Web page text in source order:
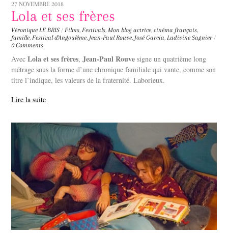
27 NOVEMBRE 2018
Lola et ses frères
Véronique LE BRIS / Films,Festivals,Mon blog actrice,cinéma français,
famille,Festival d'Angoulême, Jean-Paul Rouve, José Garcia,Ludivine Sagnier /
0 Comments
AvecLola et ses frères,Jean-Paul Rouve signe un quatrième long
métrage sous la forme d’une chronique familiale qui vante, comme son
titre l’indique, les valeurs de la fraternité. Laborieux.
Lire la suite